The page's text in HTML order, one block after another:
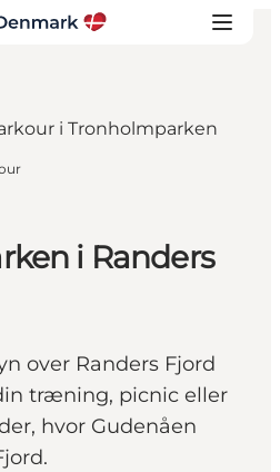
i Randers
over Randers Fjord
træning, picnic eller
hvor Gudenåen